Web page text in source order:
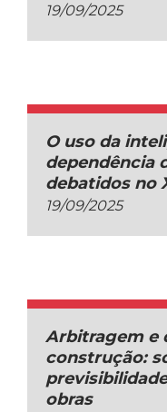
19/09/2025
O uso da
dependência
debatidos no
19/09/2025
Arbitragem e
construção:
obras